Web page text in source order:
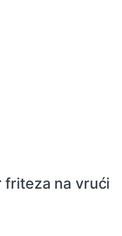
friteza na vrući